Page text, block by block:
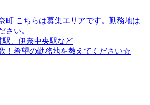
町 こちらは募集エリアです。勤務地は
さい。
駅、伊奈中央駅など
！希望の勤務地を教えてください☆